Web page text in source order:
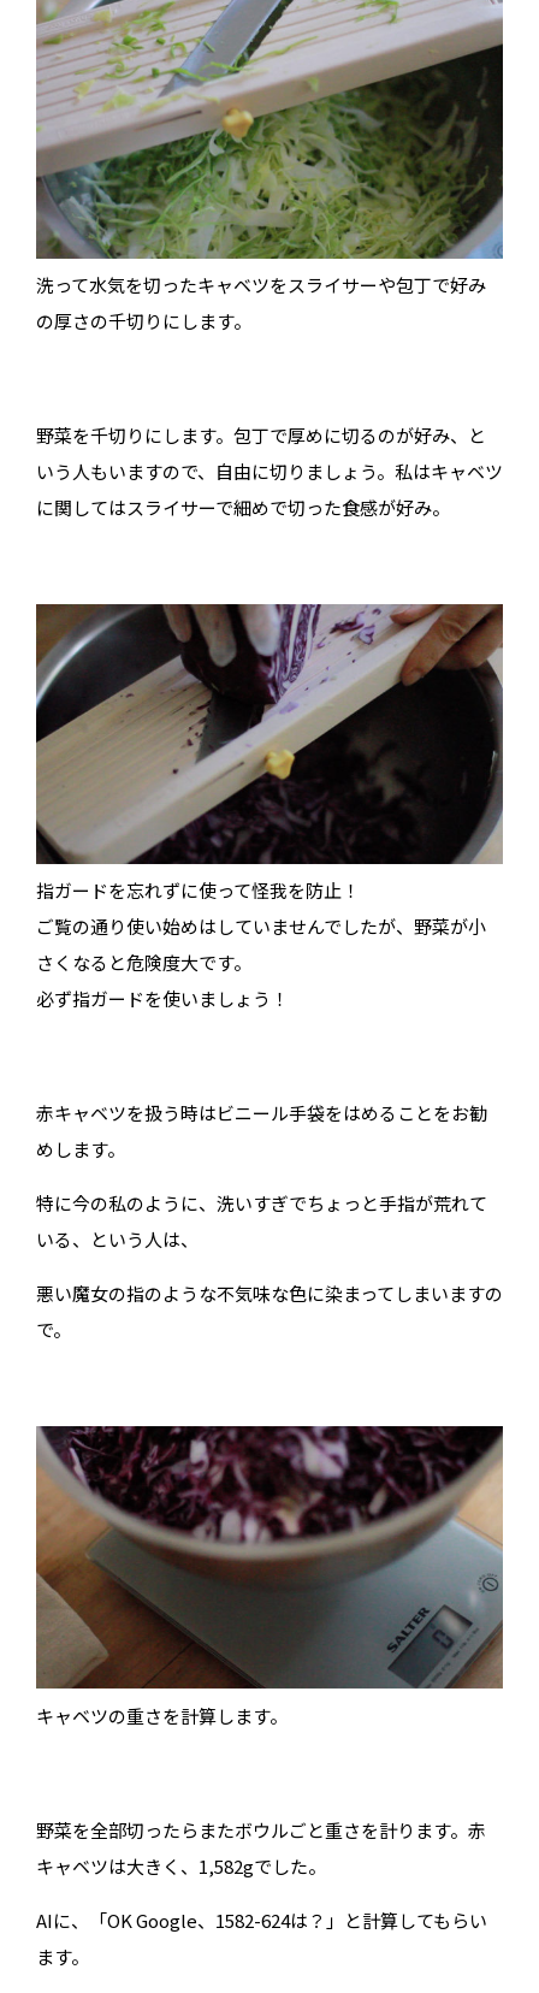
洗って水気を切ったキャベツをスライサーや包丁で好み
の厚さの千切りにします。
野菜を千切りにします。包丁で厚めに切るのが好み、と
いう人もいますので、自由に切りましょう。私はキャベツ
に関してはスライサーで細めで切った食感が好み。
指ガードを忘れずに使って怪我を防止！
ご覧の通り使い始めはしていませんでしたが、野菜が小
さくなると危険度大です。
必ず指ガードを使いましょう！
赤キャベツを扱う時はビニール手袋をはめることをお勧
めします。
特に今の私のように、洗いすぎでちょっと手指が荒れて
いる、という人は、
悪い魔女の指のような不気味な色に染まってしまいますの
で。
キャベツの重さを計算します。
野菜を全部切ったらまたボウルごと重さを計ります。赤
キャベツは大きく、1,582gでした。
AIに、「OK Google、1582-624は？」と計算してもらい
ます。